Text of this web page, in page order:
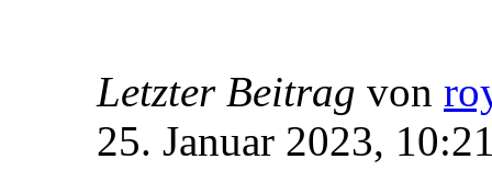
Letzter Beitrag von
25. Januar 2023,